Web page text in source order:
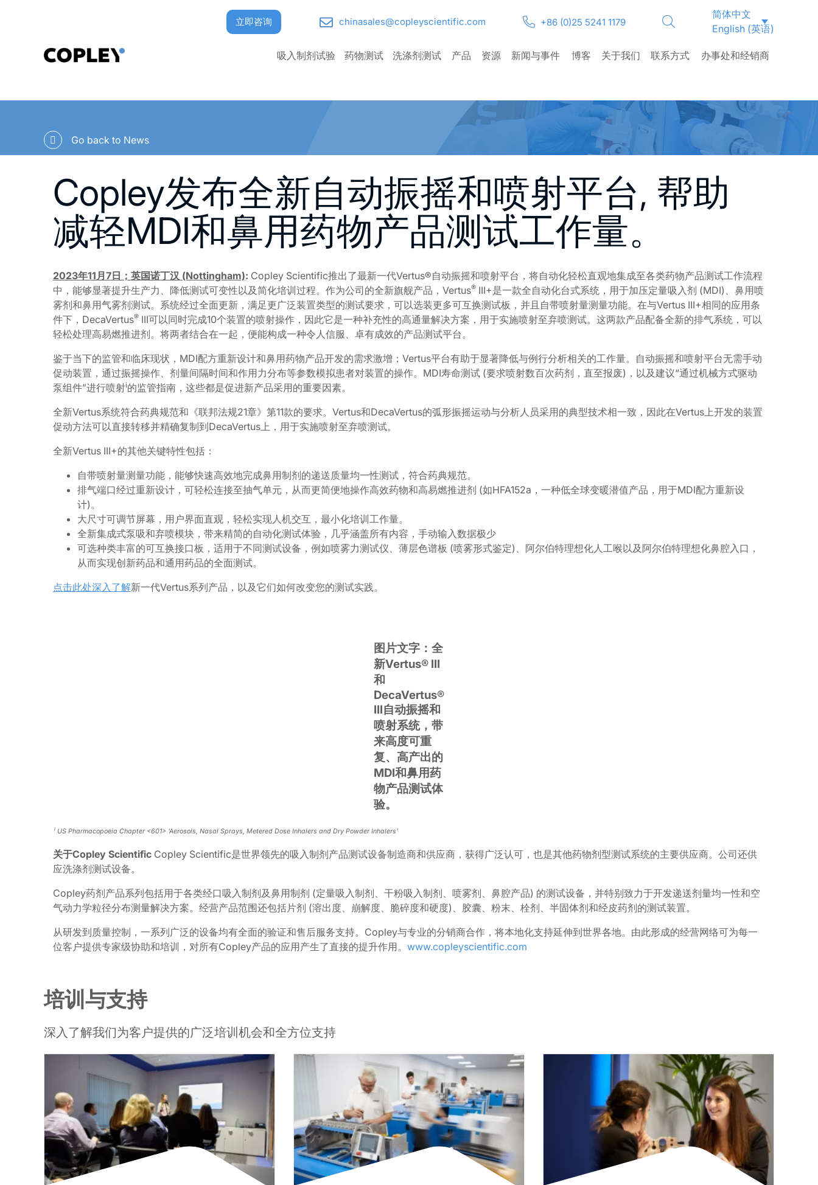
简体中文
English (英语)
chinasales@copleyscientific.com +86 (0)25 5241 1179
立即咨询
吸入制剂试验 药物测试 洗涤剂测试 产品 资源 新闻与事件 博客 关于我们 联系方式 办事处和经销商
Go back to News
Copley发布全新自动振摇和喷射平台, 帮助
减轻MDI和鼻用药物产品测试工作量。
2023年11月7日；英国诺丁汉 (Nottingham): Copley Scientific推出了最新一代Vertus®自动振摇和喷射平台，将自动化轻松直观地集成至各类药物产品测试工作流程
中，能够显著提升生产力、降低测试可变性以及简化培训过程。作为公司的全新旗舰产品，Vertus® III+是一款全自动化台式系统，用于加压定量吸入剂 (MDI)、鼻用喷
雾剂和鼻用气雾剂测试。系统经过全面更新，满足更广泛装置类型的测试要求，可以选装更多可互换测试板，并且自带喷射量测量功能。在与Vertus III+相同的应用条
件下，DecaVertus® III可以同时完成10个装置的喷射操作，因此它是一种补充性的高通量解决方案，用于实施喷射至弃喷测试。这两款产品配备全新的排气系统，可以
轻松处理高易燃推进剂。将两者结合在一起，便能构成一种令人信服、卓有成效的产品测试平台。
鉴于当下的监管和临床现状，MDI配方重新设计和鼻用药物产品开发的需求激增；Vertus平台有助于显著降低与例行分析相关的工作量。自动振摇和喷射平台无需手动
促动装置，通过振摇操作、剂量间隔时间和作用力分布等参数模拟患者对装置的操作。MDI寿命测试 (要求喷射数百次药剂，直至报废)，以及建议“通过机械方式驱动
泵组件”进行喷射i的监管指南，这些都是促进新产品采用的重要因素。
全新Vertus系统符合药典规范和《联邦法规21章》第11款的要求。Vertus和DecaVertus的弧形振摇运动与分析人员采用的典型技术相一致，因此在Vertus上开发的装置
促动方法可以直接转移并精确复制到DecaVertus上，用于实施喷射至弃喷测试。
全新Vertus III+的其他关键特性包括：
自带喷射量测量功能，能够快速高效地完成鼻用制剂的递送质量均一性测试，符合药典规范。
排气端口经过重新设计，可轻松连接至抽气单元，从而更简便地操作高效药物和高易燃推进剂 (如HFA152a，一种低全球变暖潜值产品，用于MDI配方重新设
计)。
大尺寸可调节屏幕，用户界面直观，轻松实现人机交互，最小化培训工作量。
全新集成式泵吸和弃喷模块，带来精简的自动化测试体验，几乎涵盖所有内容，手动输入数据极少
可选种类丰富的可互换接口板，适用于不同测试设备，例如喷雾力测试仪、薄层色谱板 (喷雾形式鉴定)、阿尔伯特理想化人工喉以及阿尔伯特理想化鼻腔入口，
从而实现创新药品和通用药品的全面测试。
点击此处深入了解新一代Vertus系列产品，以及它们如何改变您的测试实践。
图片文字： 全
新Vertus® III
和
DecaVertus®
III自动振摇和
喷射系统，带
来高度可重
复、高产出的
MDI和鼻用药
物产品测试体
验。
i US Pharmacopoeia Chapter <601> ‘Aerosols, Nasal Sprays, Metered Dose Inhalers and Dry Powder Inhalers’
关于Copley Scientific Copley Scientific是世界领先的吸入制剂产品测试设备制造商和供应商，获得广泛认可，也是其他药物剂型测试系统的主要供应商。公司还供
应洗涤剂测试设备。
Copley药剂产品系列包括用于各类经口吸入制剂及鼻用制剂 (定量吸入制剂、干粉吸入制剂、喷雾剂、鼻腔产品) 的测试设备，并特别致力于开发递送剂量均一性和空
气动力学粒径分布测量解决方案。经营产品范围还包括片剂 (溶出度、崩解度、脆碎度和硬度)、胶囊、粉末、栓剂、半固体剂和经皮药剂的测试装置。
从研发到质量控制，一系列广泛的设备均有全面的验证和售后服务支持。Copley与专业的分销商合作，将本地化支持延伸到世界各地。由此形成的经营网络可为每一
位客户提供专家级协助和培训，对所有Copley产品的应用产生了直接的提升作用。 www.copleyscientific.com
培训与支持
深入了解我们为客户提供的广泛培训机会和全方位支持